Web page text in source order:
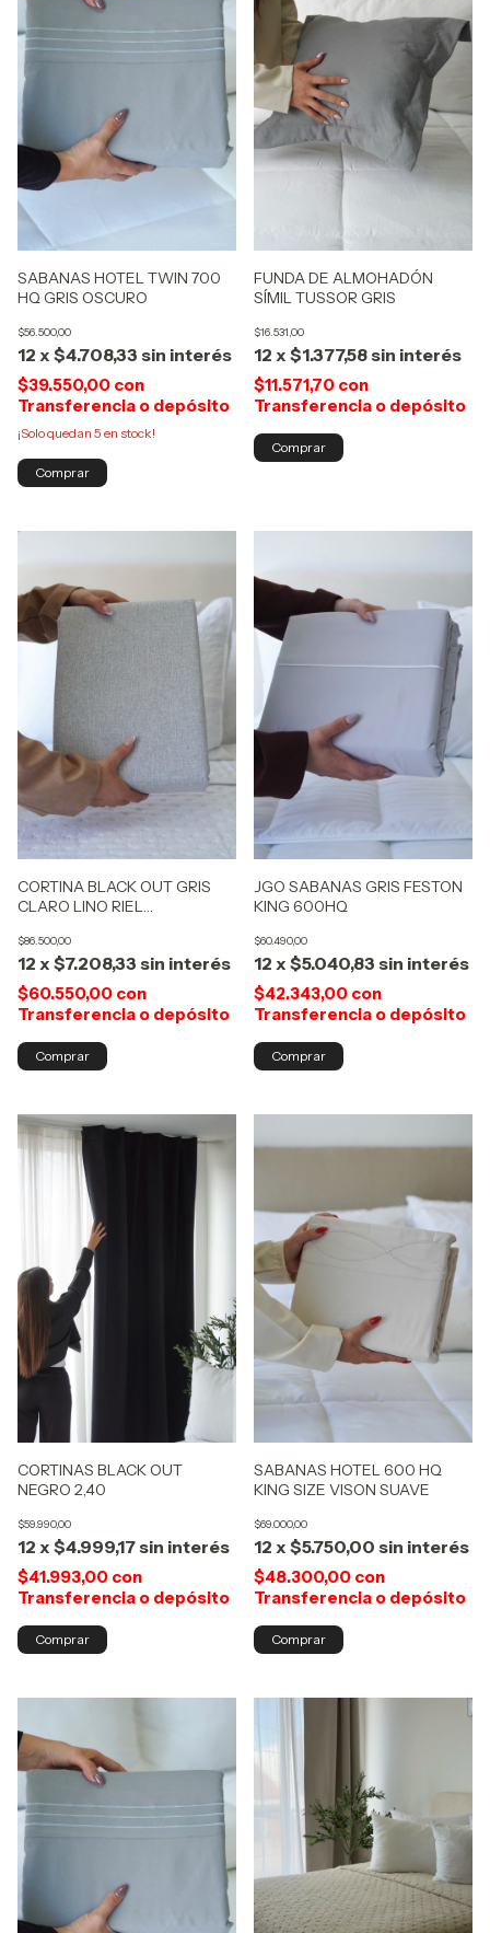
SABANAS HOTEL TWIN 700
HQ GRIS OSCURO
$56.500,00
12 x $4.708,33 sin interés
$39.550,00 con
Transferencia o depósito
¡Solo quedan 5 en stock!
FUNDA DE ALMOHADÓN
SÍMIL TUSSOR GRIS
$16.531,00
12 x $1.377,58sin interés
$11.571,70 con
Transferencia o depósito
Comprar
CORTINA BLACK OUT GRIS
CLARO LINO RIEL
$86.500,00
12 x $7.208,33 sin interés
$60.550,00 con
Transferencia o depósito
JGO SABANAS GRIS FESTON
KING 600HQ
$60.490,00
12 x $5.040,83 sin interés
$42.343,00 con
Transferencia o depósito
CORTINAS BLACK OUT
NEGRO 2,40
$59.990,00
12 x $4.999,17sin interés
$41.993,00 con
Transferencia o depósito
SABANAS HOTEL 600 HQ
KING SIZE VISON SUAVE
$69.000,00
12 x $5.750,00 sin interés
$48.300,00 con
Transferencia o depósito